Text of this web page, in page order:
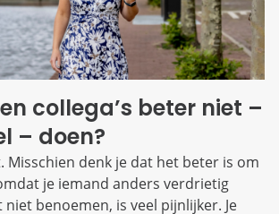
collega’s beter niet –
– doen?
Misschien denk je dat het beter is om
je iemand anders verdrietig
benoemen, is veel pijnlijker. Je